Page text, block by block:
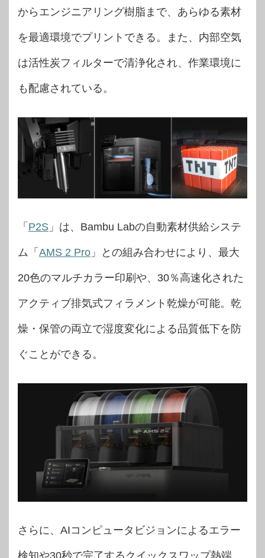
からエンジニアリング樹脂まで、あらゆる素材
を最適環境でプリントできる。また、内部空気
は活性炭フィルターで清浄化され、作業環境に
も配慮されている。
「 P2S 」は、Bambu Labの自動素材供給システ
ム「 AMS 2 Pro 」との組み合わせにより、最大
20色のマルチカラー印刷や、30％高速化された
アクティブ排気式フィラメント乾燥が可能。乾
燥・保管の両立で湿度変化による品質低下を防
ぐことができる。
さらに、AIコンピュータビジョンによるエラー